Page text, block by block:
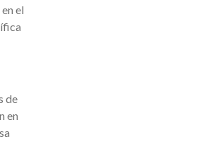
el
de
en